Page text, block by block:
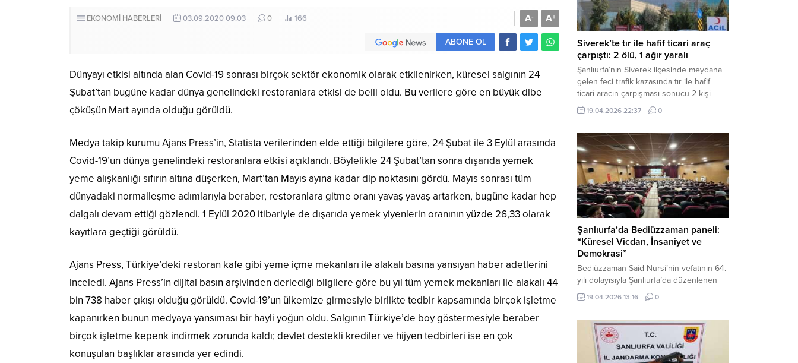
EKONOMİ HABERLERİ 03.09.2020 09:03 0 166 A+
A-
ABONE OL
Dünyayı etkisi altında alan Covid-19 sonrası birçok sektör ekonomik olarak etkilenirken, küresel salgının 24
Şubat’tan bugüne kadar dünya genelindeki restoranlara etkisi de belli oldu. Bu verilere göre en büyük dibe
çöküşün Mart ayında olduğu görüldü.
Medya takip kurumu Ajans Press’in, Statista verilerinden elde ettiği bilgilere göre, 24 Şubat ile 3 Eylül arasında
Covid-19’un dünya genelindeki restoranlara etkisi açıklandı. Böylelikle 24 Şubat’tan sonra dışarıda yemek
yeme alışkanlığı sıfırın altına düşerken, Mart’tan Mayıs ayına kadar dip noktasını gördü. Mayıs sonrası tüm
dünyadaki normalleşme adımlarıyla beraber, restoranlara gitme oranı yavaş yavaş artarken, bugüne kadar hep
dalgalı devam ettiği gözlendi. 1 Eylül 2020 itibariyle de dışarıda yemek yiyenlerin oranının yüzde 26,33 olarak
kayıtlara geçtiği görüldü.
Ajans Press, Türkiye’deki restoran kafe gibi yeme içme mekanları ile alakalı basına yansıyan haber adetlerini
inceledi. Ajans Press’in dijital basın arşivinden derlediği bilgilere göre bu yıl tüm yemek mekanları ile alakalı 44
bin 738 haber çıkışı olduğu görüldü. Covid-19’un ülkemize girmesiyle birlikte tedbir kapsamında birçok işletme
kapanırken bunun medyaya yansıması bir hayli yoğun oldu. Salgının Türkiye’de boy göstermesiyle beraber
birçok işletme kepenk indirmek zorunda kaldı; devlet destekli krediler ve hijyen tedbirleri ise en çok
konuşulan başlıklar arasında yer edindi.
Siverek’te tır ile hafif ticari araç
çarpıştı: 2 ölü, 1 ağır yaralı
Şanlıurfa’nın Siverek ilçesinde meydana
gelen feci trafik kazasında tır ile hafif
ticari aracın çarpışması sonucu 2 kişi
yaşamını yitirdi, 1 kişi ise ağır yaralandı.
Haber Merkezi – Siverek-Adıyaman kara
çarpışması sonucu meydana gelen
kazada can pazarı yaşandı. Kafa Kafaya
Çarpıştılar Edinilen bilgilere göre,
Hüseyin Çelik (29)...
19.04.2026 22:37 0
Şanlıurfa’da Bediüzzaman paneli:
“Küresel Vicdan, İnsaniyet ve
Demokrasi”
Bediüzzaman Said Nursi’nin vefatının 64.
yılı dolayısıyla Şanlıurfa’da düzenlenen
panelde, günümüzün manevi ve
toplumsal sorunlarına Risale-i Nur
Necmettin Cevheri Kültür Merkezi’nde
gerçekleştirilen “Küresel Vicdan,
İnsaniyet ve Demokrasi” başlıklı panel,
19.04.2026 13:16 0